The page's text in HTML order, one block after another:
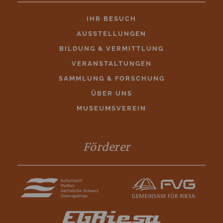
IHR BESUCH
AUSSTELLUNGEN
BILDUNG & VERMITTLUNG
VERANSTALTUNGEN
SAMMLUNG & FORSCHUNG
ÜBER UNS
MUSEUMSVEREIN
Förderer